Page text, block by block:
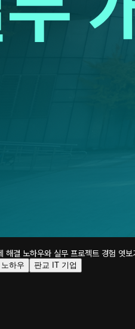
해결 노하우와 실무 프로젝트 경험 엿보
하우 판교 IT 기업